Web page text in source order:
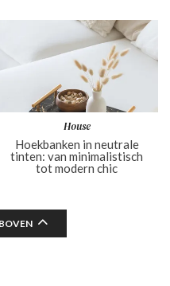
House
Hoekbanken in neutrale
tinten: van minimalistisch
tot modern chic